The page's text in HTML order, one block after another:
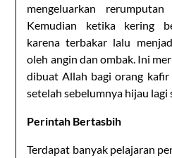
mengeluarkan
Kemudian ketika kering
karena terbakar lalu
oleh angin dan ombak. Ini
dibuat Allah bagi orang
setelah sebelumnya hijau lagi
Perintah Bertasbih
Terdapat banyak pelajaran